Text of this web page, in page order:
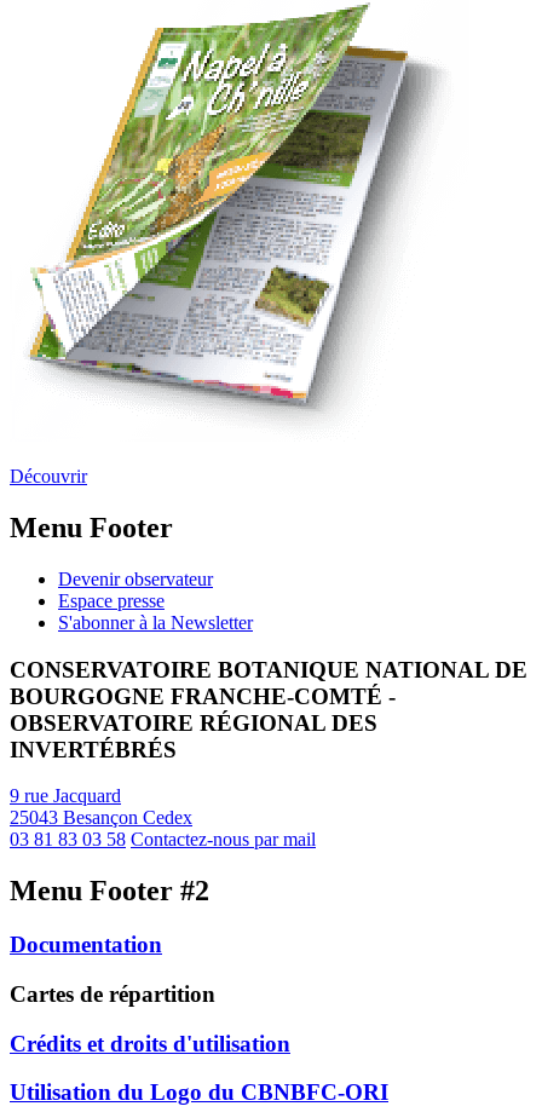
Découvrir
Menu Footer
Devenir observateur
Espace presse
S'abonner à la Newsletter
CONSERVATOIRE BOTANIQUE NATIONAL DE
BOURGOGNE FRANCHE-COMTÉ -
OBSERVATOIRE RÉGIONAL DES
INVERTÉBRÉS
9 rue Jacquard
25043 Besançon Cedex
03 81 83 03 58 Contactez-nous par mail
Menu Footer #2
Documentation
Cartes de répartition
Crédits et droits d'utilisation
Utilisation du Logo du CBNBFC-ORI